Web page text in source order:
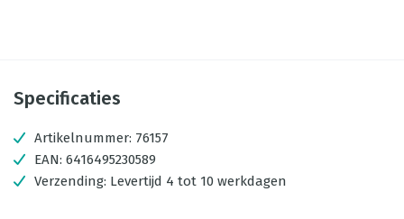
Specificaties
Artikelnummer: 76157
EAN: 6416495230589
Verzending: Levertijd 4 tot 10 werkdagen